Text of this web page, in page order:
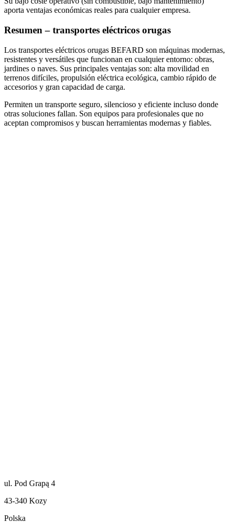
aporta ventajas económicas reales para cualquier empresa.
Resumen – transportes eléctricos orugas
Los transportes eléctricos orugas BEFARD son máquinas modernas,
resistentes y versátiles que funcionan en cualquier entorno: obras,
jardines o naves. Sus principales ventajas son: alta movilidad en
terrenos difíciles, propulsión eléctrica ecológica, cambio rápido de
accesorios y gran capacidad de carga.
Permiten un transporte seguro, silencioso y eficiente incluso donde
otras soluciones fallan. Son equipos para profesionales que no
aceptan compromisos y buscan herramientas modernas y fiables.
ul. Pod Grapą 4
43-340 Kozy
Polska